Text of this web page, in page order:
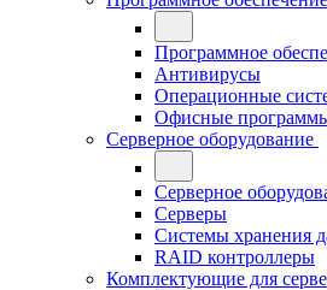
Программное
Антивирусы
Операционные
Офисные
Серверное оборудование
Серверное
Серверы
Системы хранения
RAID контроллеры
Комплектующие для